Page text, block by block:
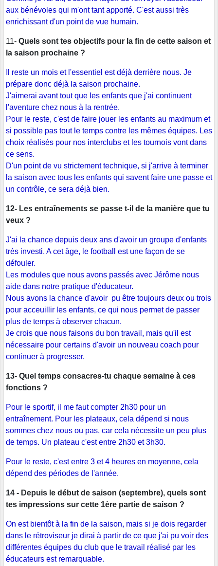
aux bénévoles qui m'ont tant apporté. C'est aussi très
enrichissant d'un point de vue humain.
11- Quels sont tes objectifs pour la fin de cette saison et
la saison prochaine ?
Il reste un mois et l'essentiel est déjà derrière nous. Je
prépare donc déjà la saison prochaine.
J'aimerai avant tout que les enfants que j'ai continuent
l'aventure chez nous à la rentrée.
Pour le reste, c'est de faire jouer les enfants au maximum et
si possible pas tout le temps contre les mêmes équipes. Les
choix réalisés pour nos interclubs et les tournois vont dans
ce sens.
D'un point de vu strictement technique, si j'arrive à terminer
la saison avec tous les enfants qui savent faire une passe et
un contrôle, ce sera déjà bien.
12- Les entraînements se passe t-il de la manière que tu
veux ?
J'ai la chance depuis deux ans d'avoir un groupe d'enfants
très investi. A cet âge, le football est une façon de se
défouler.
Les modules que nous avons passés avec Jérôme nous
aide dans notre pratique d'éducateur.
Nous avons la chance d'avoir pu être toujours deux ou trois
pour acceuillir les enfants, ce qui nous permet de passer
plus de temps à observer chacun.
Je crois que nous faisons du bon travail, mais qu'il est
nécessaire pour certains d'avoir un nouveau coach pour
continuer à progresser.
13- Quel temps consacres-tu chaque semaine à ces
fonctions ?
Pour le sportif, il me faut compter 2h30 pour un
entraînement. Pour les plateaux, cela dépend si nous
sommes chez nous ou pas, car cela nécessite un peu plus
de temps. Un plateau c'est entre 2h30 et 3h30.
Pour le reste, c'est entre 3 et 4 heures en moyenne, cela
dépend des périodes de l'année.
14 - Depuis le début de saison (septembre), quels sont
tes impressions sur cette 1ère partie de saison ?
On est bientôt à la fin de la saison, mais si je dois regarder
dans le rétroviseur je dirai à partir de ce que j'ai pu voir des
différentes équipes du club que le travail réalisé par les
éducateurs est remarquable.